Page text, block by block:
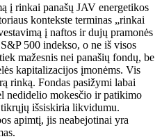
į rinkai panašų JAV energetikos
kontekste terminas „rinkai
į naftos ir dujų pramonės
500 indekso, o ne iš visos
mažesnis nei panašių fondų, be
kapitalizacijos įmonėms. Vis
rinką. Fondas pasižymi labai
nedidelio mokesčio ir patikimo
išsiskiria likvidumu.
apimtį, jis neabejotinai yra